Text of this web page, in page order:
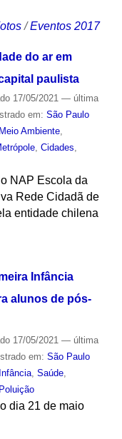
/Eventos 2017
do ar em
paulista
17/05/2021 — última
em: São Paulo
Meio Ambiente,
, Cidades,
NAP Escola da
Rede Cidadã de
entidade chilena
Infância
alunos de pós-
17/05/2021 — última
em: São Paulo
Infância, Saúde,
Poluição
dia 21 de maio